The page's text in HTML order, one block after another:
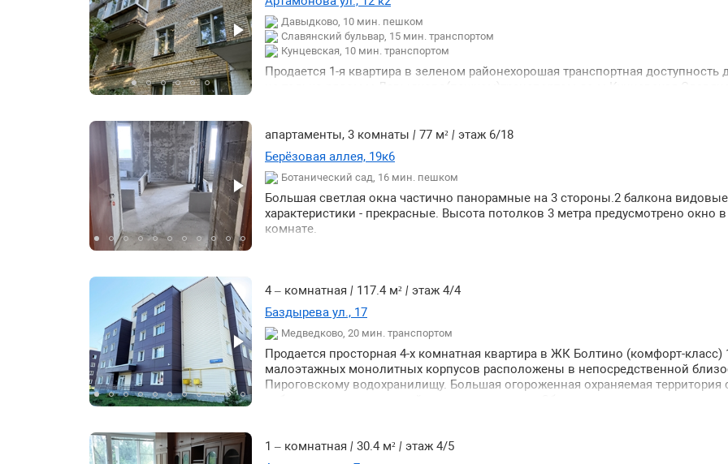
Давыдково, 10 мин. пешком
Славянский бульвар, 15 мин. транспортом
Кунцевская, 10 мин. транспортом
Продается 1-я квартира в зеленом районехорошая транспортная доступность
не только рядом м Давыдково(пешком)транспортом до м Кунцевская
апартаменты, 3 комнаты | 77 м² | этаж 6/18
Берёзовая аллея, 19к6
Ботанический сад, 16 мин. пешком
Большая светлая окна частично панорамные на 3 стороны.2 балкона видовые
характеристики - прекрасные. Высота потолков 3 метра предусмотрено окно
комнате.
4 – комнатная | 117.4 м² | этаж 4/4
Баздырева ул., 17
Медведково, 20 мин. транспортом
Продается просторная 4-х комнатная квартира в ЖК Болтино (комфорт-класс)
малоэтажных монолитных корпусов расположены в непосредственной
Пироговскому водохранилищу. Большая огороженная охраняемая территория
кв.м. в коридоре расположены гостевой санузел с душем кладовка. Все
1 – комнатная | 30.4 м² | этаж 4/5